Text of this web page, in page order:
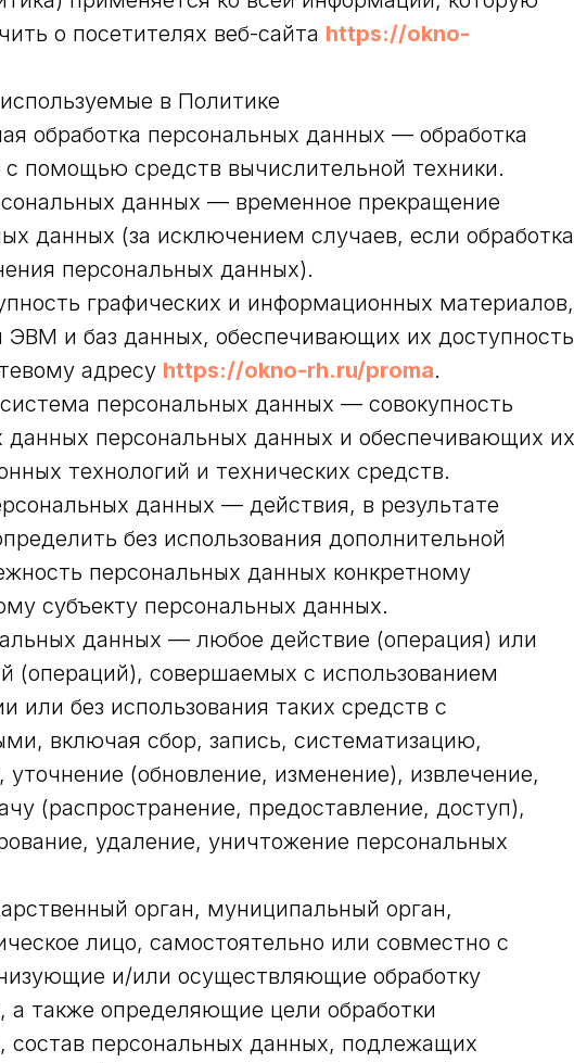
о посетителях веб-сайта https://okno-
в Политике
обработка персональных данных — обработка
помощью средств вычислительной техники.
данных — временное прекращение
данных (за исключением случаев, если обработка
персональных данных).
графических и информационных материалов,
и баз данных, обеспечивающих их доступность
адресу https://okno-rh.ru/proma.
персональных данных — совокупность
данных персональных данных и обеспечивающих их
технологий и технических средств.
данных — действия, в результате
без использования дополнительной
персональных данных конкретному
субъекту персональных данных.
данных — любое действие (операция) или
(операций), совершаемых с использованием
или без использования таких средств с
включая сбор, запись, систематизацию,
уточнение (обновление, изменение), извлечение,
(распространение, предоставление, доступ),
удаление, уничтожение персональных
орган, муниципальный орган,
лицо, самостоятельно или совместно с
и/или осуществляющие обработку
а также определяющие цели обработки
состав персональных данных, подлежащих